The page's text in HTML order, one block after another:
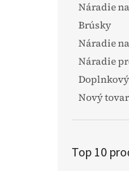
Náradie
Brúsky
Náradie
Náradie
Nový tovar
Top 10